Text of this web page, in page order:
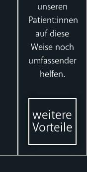
unseren
Patient:innen
auf diese
Weise noch
umfassender
helfen.
weitere
Vorteile